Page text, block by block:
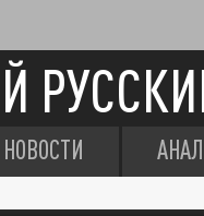
НОВОСТИ